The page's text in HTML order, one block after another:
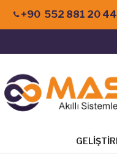
+90 552 881 20 44